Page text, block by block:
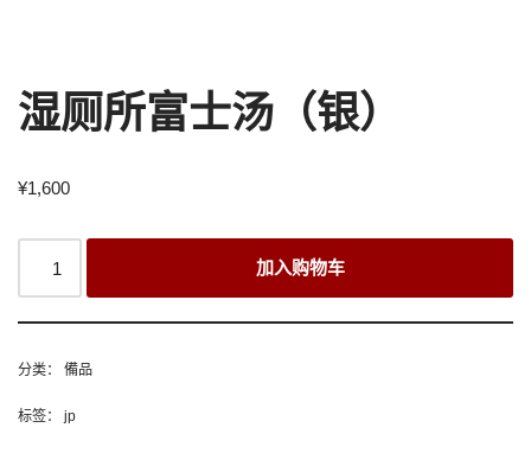
湿厕所富士汤（银）
¥1,600
加入购物车
分类： 備品
标签： jp